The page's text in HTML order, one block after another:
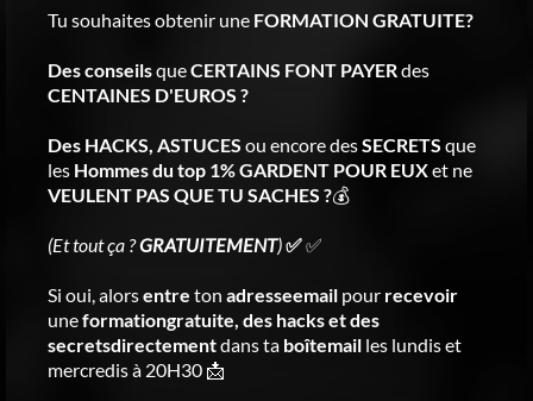
Tu souhaites obtenir une FORMATION GRATUITE?
Des conseilsqueCERTAINS FONT PAYERdes
CENTAINES D'EUROS ?
Des HACKS, ASTUCES ou encore desSECRETS que
les Hommes du top 1% GARDENT POUR EUXet ne
VEULENT PAS QUE TU SACHES ?💰
(Et tout ça ?GRATUITEMENT)✅✅
Si oui, alorsentre ton adresseemail pour recevoir
uneformationgratuite, des hacks et des
secretsdirectementdans ta boîtemail les lundis et
mercredis à 20H30 📩